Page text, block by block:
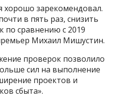
хорошо зарекомендовал.
в пять раз, снизить
по сравнению с 2019
Михаил Мишустин.
проверок позволило
сил на выполнение
проектов и
сбыта».